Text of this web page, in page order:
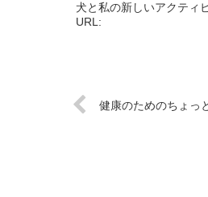
犬と私の新しいアクティ
URL:
健康のためのちょっ